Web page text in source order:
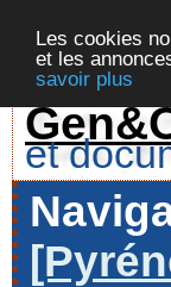
Les cookies
et les
savoir plus
et